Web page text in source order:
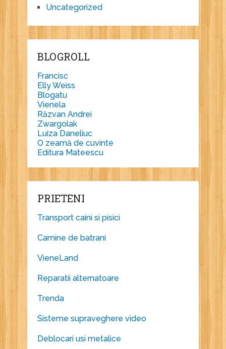
Uncategorized
BLOGROLL
Francisc
Elly Weiss
Blogatu
Vienela
Răzvan Andrei
Zwargolak
Luiza Daneliuc
O zeamă de cuvinte
Editura Mateescu
PRIETENI
Transport caini si pisici
Camine de batrani
VieneLand
Reparatii alternatoare
Trenda
Sisteme supraveghere video
Deblocari usi metalice